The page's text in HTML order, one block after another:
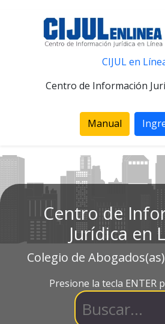
CIJUL en
Centro de Información
Manual
Centro de
Jurídica en
Colegio de
Presione la tecla ENTER